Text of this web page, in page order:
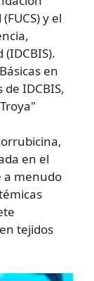
y el
en
de IDCBIS,
en el
a menudo
tejidos